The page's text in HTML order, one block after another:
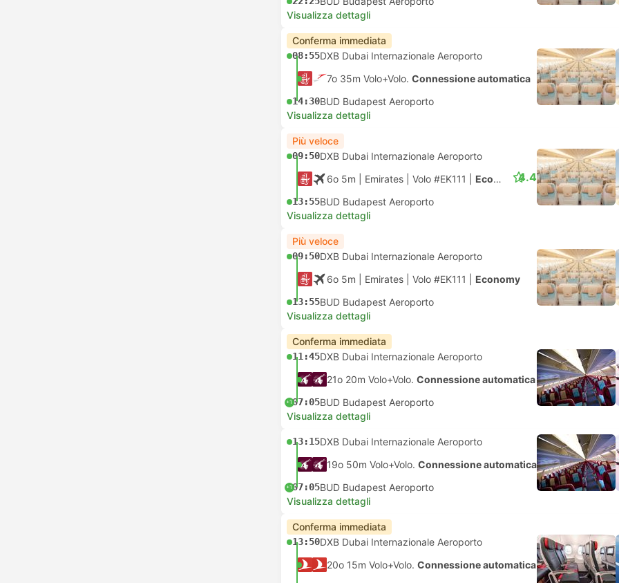
Visualizza dettagli
Conferma immediata
08:55DXB Dubai Internazionale Aeroporto
7o 35m Volo+Volo. Connessione automatica
14:30BUD Budapest Aeroporto
Visualizza dettagli
Più veloce
09:50DXB Dubai Internazionale Aeroporto
6o 5m | Emirates Volo #EK111 Economy
13:55BUD Budapest Aeroporto
4.4
Visualizza dettagli
Più veloce
09:50DXB Dubai Internazionale Aeroporto
6o 5m | Emirates Volo #EK111 Economy
13:55BUD Budapest Aeroporto
Visualizza dettagli
Conferma immediata
11:45DXB Dubai Internazionale Aeroporto
21o 20m Volo+Volo. Connessione automatica
+107:05BUD Budapest Aeroporto
Visualizza dettagli
13:15DXB Dubai Internazionale Aeroporto
19o 50m Volo+Volo. Connessione automatica
+107:05BUD Budapest Aeroporto
Visualizza dettagli
Conferma immediata
13:50DXB Dubai Internazionale Aeroporto
20o 15m Volo+Volo. Connessione automatica